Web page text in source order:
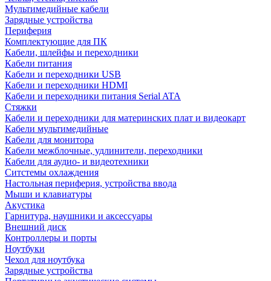
Мультимедийные кабели
Зарядные устройства
Периферия
Комплектующие для ПК
Кабели, шлейфы и переходники
Кабели питания
Кабели и переходники USB
Кабели и переходники HDMI
Кабели и переходники питания Serial ATA
Стяжки
Кабели и переходники для материнских плат и видеокарт
Кабели мультимедийные
Кабели для монитора
Кабели межблочные, удлинители, переходники
Кабели для аудио- и видеотехники
Ситстемы охлаждения
Настольная периферия, устройства ввода
Мыши и клавиатуры
Акустика
Гарнитура, наушники и аксессуары
Внешний диск
Контроллеры и порты
Ноутбуки
Чехол для ноутбука
Зарядные устройства